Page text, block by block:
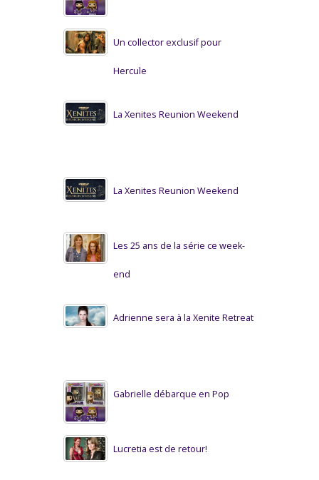
Un collector exclusif pour
Hercule
La Xenites Reunion Weekend
La Xenites Reunion Weekend
Les 25 ans de la série ce week-
end
Adrienne sera à la Xenite Retreat
Gabrielle débarque en Pop
Lucretia est de retour!